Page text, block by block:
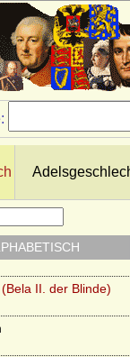
Graf
von der Marwitz
II. der Blinde)